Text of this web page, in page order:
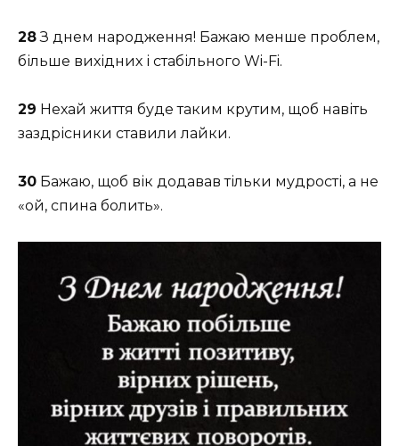
28З днем народження! Бажаю менше проблем,
більше вихідних і стабільного Wi-Fi.
29 Нехай життя буде таким крутим, щоб навіть
заздрісники ставили лайки.
30 Бажаю, щоб вік додавав тільки мудрості, а не
«ой, спина болить».